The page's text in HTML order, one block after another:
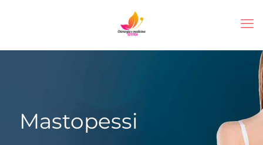
Mastopessi